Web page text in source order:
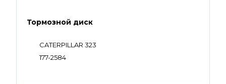
Тормозной диск
CATERPILLAR 323
177-2584